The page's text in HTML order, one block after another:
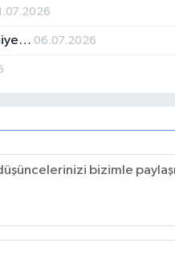
06.07.2026